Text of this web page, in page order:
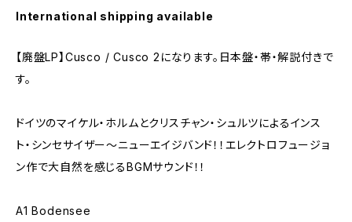
International shipping available
【廃盤LP】Cusco / Cusco 2になります。日本盤・帯・解説付きで
す。
ドイツのマイケル・ホルムとクリスチャン・シュルツによるインス
ト・シンセサイザー〜ニューエイジバンド！！エレクトロフュージョ
ン作で大自然を感じるBGMサウンド！！
A1 Bodensee